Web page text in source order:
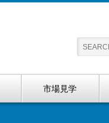
市場見学